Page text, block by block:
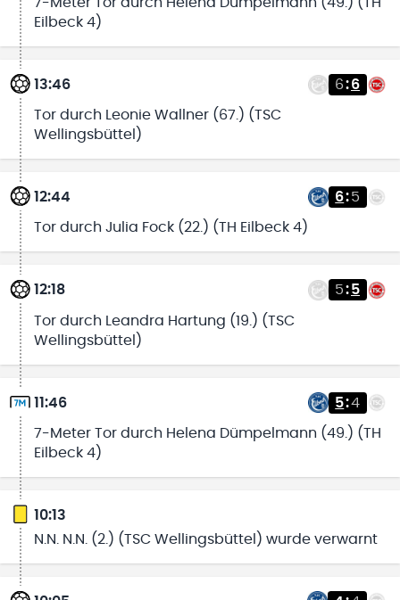
Eilbeck 4)
13:46 6:6
Tor durch Leonie Wallner (67.) (TSC
Wellingsbüttel)
12:44 6:5
Tor durch Julia Fock (22.) (TH Eilbeck 4)
12:18 5:5
Tor durch Leandra Hartung (19.) (TSC
Wellingsbüttel)
11:46 5:4
7-Meter Tor durch Helena Dümpelmann (49.) (TH
Eilbeck 4)
10:13
N.N. N.N. (2.) (TSC Wellingsbüttel) wurde verwarnt